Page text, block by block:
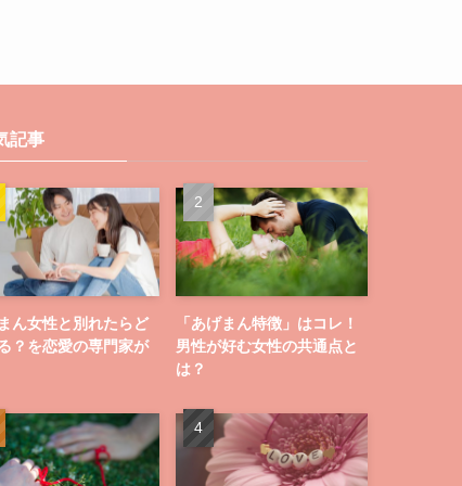
記事
ん女性と別れたらど
？を恋愛の専門家が
「あげまん特徴」はコレ！
男性が好む女性の共通点と
は？